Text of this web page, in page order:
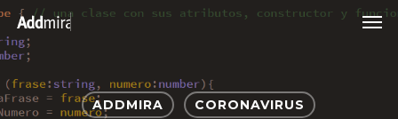
Skip
main
content
ADDMIRA
CORONAVIRUS